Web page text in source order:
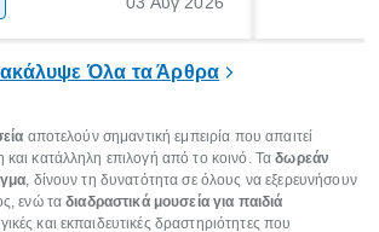
Όλα τα Άρθρα
αποτελούν σημαντική εμπειρία που απαιτεί
κατάλληλη επιλογή από το κοινό. Ταδωρεάν
, δίνουν τη δυνατότητα σε όλους να εξερευνήσουν
ενώ ταδιαδραστικά μουσεία για παιδιά
και εκπαιδευτικές δραστηριότητες που